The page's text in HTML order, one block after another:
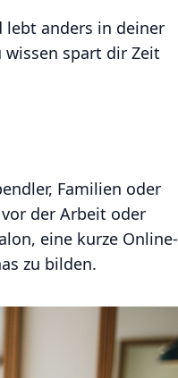
lebt anders in deiner
wissen spart dir Zeit
Familien oder
der Arbeit oder
eine kurze Online-
zu bilden.